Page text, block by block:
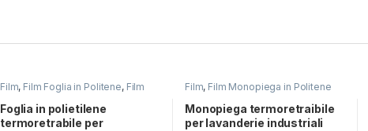
Film, Film Foglia in Politene, Film
Foglia in Politene Termoretraibile
Speciale "Lavanderia"
Foglia in polietilene
termoretrabile per
Film, Film Monopiega in Politene
,
Speciale
"Lavanderia"
Monopiega termoretraibile
per lavanderie industriali